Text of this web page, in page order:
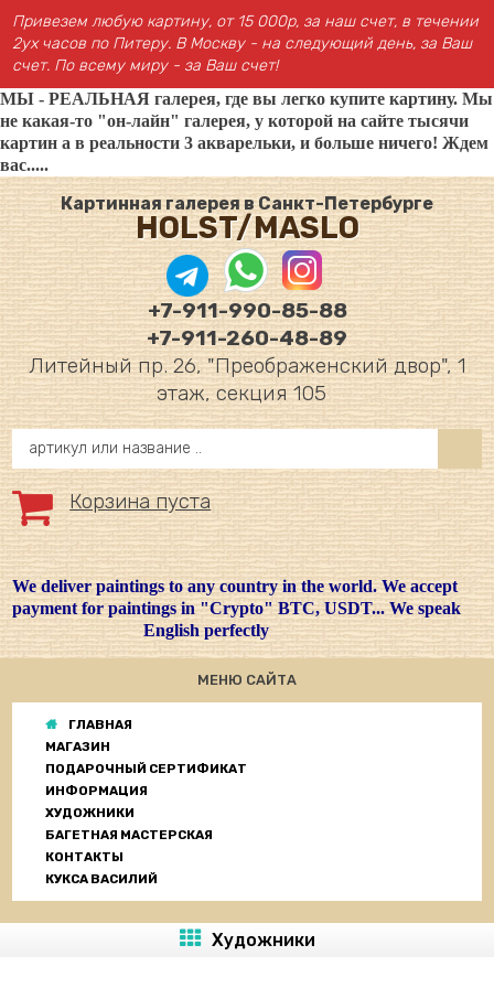
Привезем любую картину, от 15 000р, за наш счет, в течении
2ух часов по Питеру. В Москву - на следующий день, за Ваш
счет. По всему миру - за Ваш счет!
МЫ - РЕАЛЬНАЯ галерея, где вы легко купите картину. Мы
не какая-то "он-лайн" галерея, у которой на сайте тысячи
картин а в реальности 3 акварельки, и больше ничего! Ждем
вас.....
Картинная галерея в Санкт-Петербурге
HOLST/MASLO
+7-911-990-85-88
+7-911-260-48-89
Литейный пр. 26, "Преображенский двор", 1
этаж, секция 105
Корзина пуста
We deliver paintings to any country in the world. We accept
payment for paintings in "Crypto" BTC, USDT... We speak
English perfectly
МЕНЮ САЙТА
ГЛАВНАЯ
МАГАЗИН
ПОДАРОЧНЫЙ СЕРТИФИКАТ
ИНФОРМАЦИЯ
ХУДОЖНИКИ
БАГЕТНАЯ МАСТЕРСКАЯ
КОНТАКТЫ
КУКСА ВАСИЛИЙ
Художники